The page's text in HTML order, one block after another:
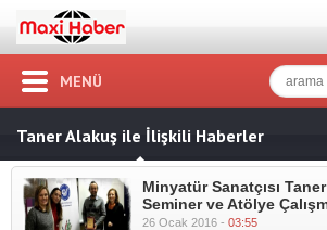
MENÜ
Taner Alakuş ile İlişkili Haberler
Minyatür Sanatçısı
Seminer ve Atölye
26 Ocak 2016 - 03:55